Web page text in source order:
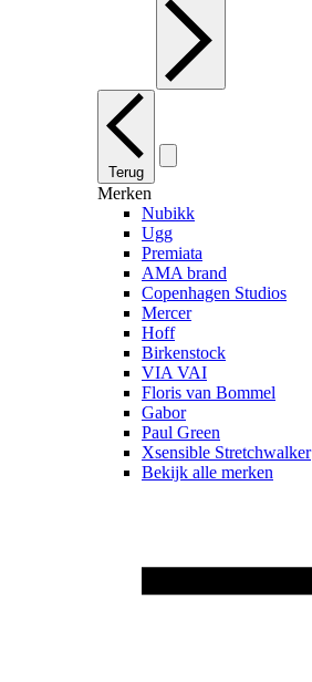
Terug
Merken
Nubikk
Ugg
Premiata
AMA brand
Copenhagen Studios
Mercer
Hoff
Birkenstock
VIA VAI
Floris van Bommel
Gabor
Paul Green
Xsensible Stretchwalker
Bekijk alle merken